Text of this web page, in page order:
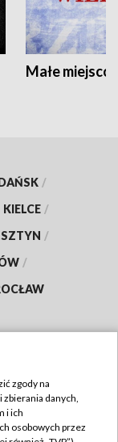
Małe
/
KIELCE /
/
/
zgody na
danych,
i ich
osobowych przez